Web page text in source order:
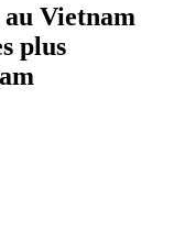
Vietnam
plus